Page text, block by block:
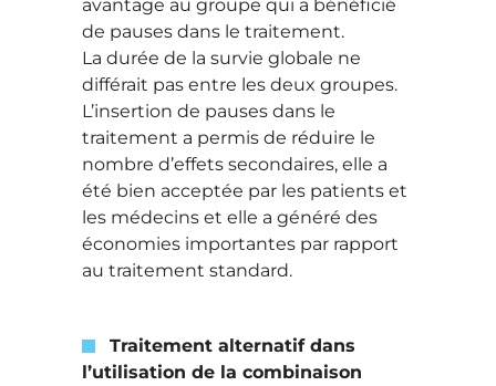
avantage au groupe qui a bénéficié
de pauses dans le traitement.
La durée de la survie globale ne
différait pas entre les deux groupes.
L’insertion de pauses dans le
traitement a permis de réduire le
nombre d’effets secondaires, elle a
été bien acceptée par les patients et
les médecins et elle a généré des
économies importantes par rapport
au traitement standard.
Traitement alternatif dans
l’utilisation de la combinaison